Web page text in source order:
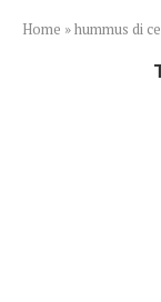
Home »hummus di